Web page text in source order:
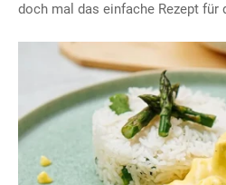
doch mal das einfache Rezept für